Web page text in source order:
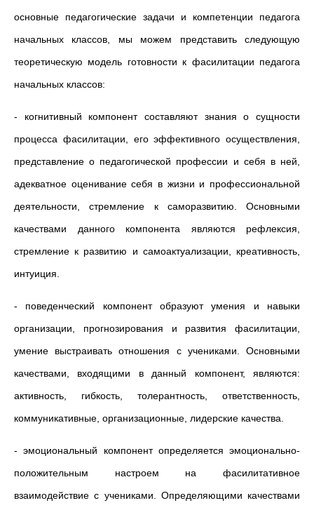
основные педагогические задачи и компетенции педагога
начальных классов, мы можем представить следующую
теоретическую модель готовности к фасилитации педагога
начальных классов:
- когнитивный компонент составляют знания о сущности
процесса фасилитации, его эффективного осуществления,
представление о педагогической профессии и себя в ней,
адекватное оценивание себя в жизни и профессиональной
деятельности, стремление к саморазвитию. Основными
качествами данного компонента являются рефлексия,
стремление к развитию и самоактуализации, креативность,
интуиция.
- поведенческий компонент образуют умения и навыки
организации, прогнозирования и развития фасилитации,
умение выстраивать отношения с учениками. Основными
качествами, входящими в данный компонент, являются:
активность, гибкость, толерантность, ответственность,
коммуникативные, организационные, лидерские качества.
- эмоциональный компонент определяется эмоционально-
положительным настроем на фасилитативное
взаимодействие с учениками. Определяющими качествами